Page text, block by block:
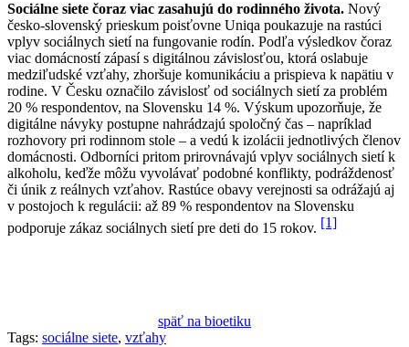
Sociálne siete čoraz viac zasahujú do rodinného života. Nový
česko-slovenský prieskum poisťovne Uniqa poukazuje na rastúci
vplyv sociálnych sietí na fungovanie rodín. Podľa výsledkov čoraz
viac domácností zápasí s digitálnou závislosťou, ktorá oslabuje
medziľudské vzťahy, zhoršuje komunikáciu a prispieva k napätiu v
rodine. V Česku označilo závislosť od sociálnych sietí za problém
20 % respondentov, na Slovensku 14 %. Výskum upozorňuje, že
digitálne návyky postupne nahrádzajú spoločný čas – napríklad
rozhovory pri rodinnom stole – a vedú k izolácii jednotlivých členov
domácnosti. Odborníci pritom prirovnávajú vplyv sociálnych sietí k
alkoholu, keďže môžu vyvolávať podobné konflikty, podráždenosť
či únik z reálnych vzťahov. Rastúce obavy verejnosti sa odrážajú aj
v postojoch k regulácii: až 89 % respondentov na Slovensku
podporuje zákaz sociálnych sietí pre deti do 15 rokov. [1]
späť na bioetiku
Tags: sociálne siete, vzťahy